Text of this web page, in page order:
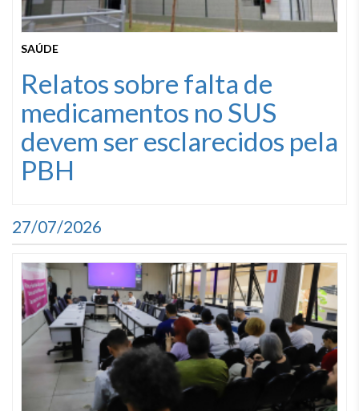
SAÚDE
Relatos sobre falta de
medicamentos no SUS
devem ser esclarecidos pela
PBH
27/07/2026